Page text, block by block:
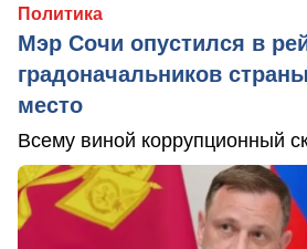
Политика
Мэр Сочи опустился в
градоначальников
место
Всему виной коррупционный